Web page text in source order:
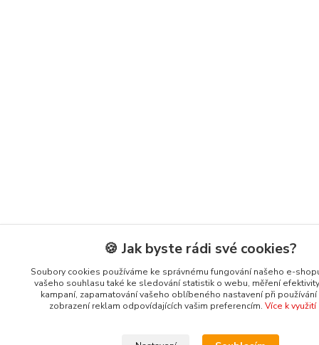
🍪 Jak byste rádi své cookies?
Soubory cookies používáme ke správnému fungování našeho e-
vašeho souhlasu také ke sledování statistik o webu, měření
kampaní, zapamatování vašeho oblíbeného nastavení při používání
zobrazení reklam odpovídajících vašim preferencím.Více k